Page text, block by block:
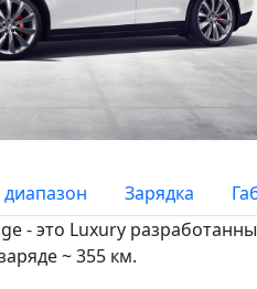
Зарядка
- это Luxury
~ 355 км.